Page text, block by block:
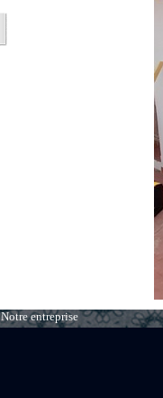
Notre entreprise